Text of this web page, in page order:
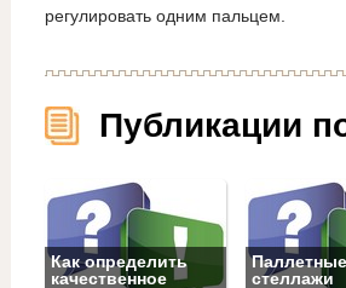
регулировать одним пальцем.
Публикации
Как определить
качественное
Паллетные
стеллажи